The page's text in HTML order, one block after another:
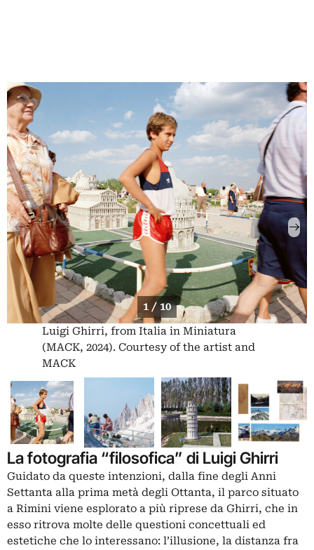
1 / 10
Luigi Ghirri, from Italia in Miniatura
(MACK, 2024). Courtesy of the artist and
MACK
La fotografia “filosofica” di Luigi Ghirri
Guidato da queste intenzioni, dalla fine degli Anni
Settanta alla prima metà degli Ottanta, il parco situato
a Rimini viene esplorato a più riprese da Ghirri, che in
esso ritrova molte delle questioni concettuali ed
estetiche che lo interessano: l’illusione, la distanza fra